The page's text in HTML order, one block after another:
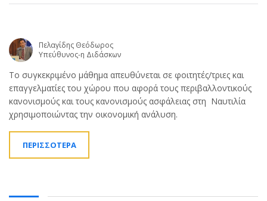
Πελαγίδης Θεόδωρος
Υπεύθυνος-η Διδάσκων
Το συγκεκριμένο μάθημα απευθύνεται σε φοιτητές/τριες και
επαγγελματίες του χώρου που αφορά τους περιβαλλοντικούς
κανονισμούς και τους κανονισμούς ασφάλειας στη Ναυτιλία
χρησιμοποιώντας την οικονομική ανάλυση.
ΠΕΡΙΣΣΟΤΕΡΑ